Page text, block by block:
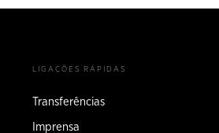
LIGAÇÕES RÁPIDAS
Transferências
Imprensa